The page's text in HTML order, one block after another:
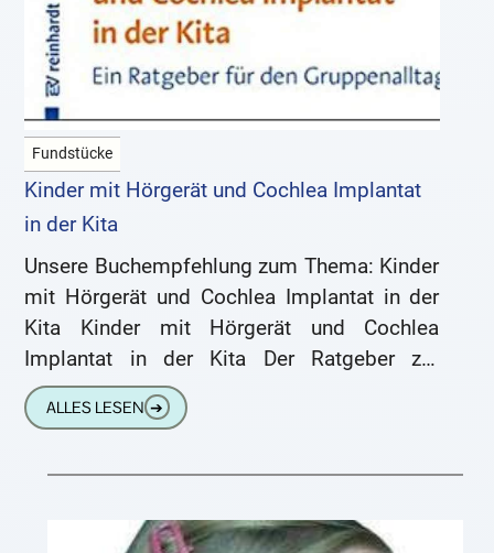
Fundstücke
Kinder mit Hörgerät und Cochlea Implantat
in der Kita
Unsere Buchempfehlung zum Thema: Kinder
mit Hörgerät und Cochlea Implantat in der
Kita Kinder mit Hörgerät und Cochlea
Implantat in der Kita Der Ratgeber zur
Inklusion von Kindern mit Hörstörungen
ALLES LESEN ➔